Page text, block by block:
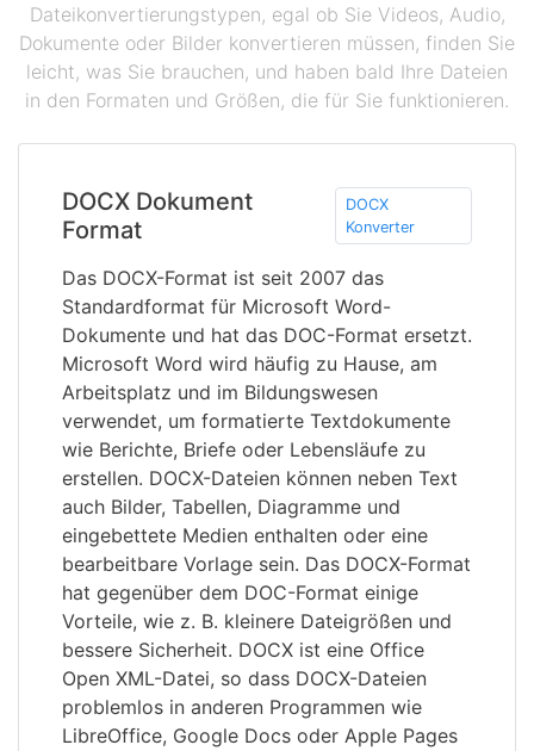
Dateikonvertierungstypen, egal ob Sie Videos, Audio,
Dokumente oder Bilder konvertieren müssen, finden Sie
leicht, was Sie brauchen, und haben bald Ihre Dateien
in den Formaten und Größen, die für Sie funktionieren.
DOCX Dokument
Format
DOCX
Konverter
Das DOCX-Format ist seit 2007 das
Standardformat für Microsoft Word-
Dokumente und hat das DOC-Format ersetzt.
Microsoft Word wird häufig zu Hause, am
Arbeitsplatz und im Bildungswesen
verwendet, um formatierte Textdokumente
wie Berichte, Briefe oder Lebensläufe zu
erstellen. DOCX-Dateien können neben Text
auch Bilder, Tabellen, Diagramme und
eingebettete Medien enthalten oder eine
bearbeitbare Vorlage sein. Das DOCX-Format
hat gegenüber dem DOC-Format einige
Vorteile, wie z. B. kleinere Dateigrößen und
bessere Sicherheit. DOCX ist eine Office
Open XML-Datei, so dass DOCX-Dateien
problemlos in anderen Programmen wie
LibreOffice, Google Docs oder Apple Pages